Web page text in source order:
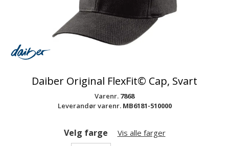
Daiber Original FlexFit© Cap, Svart
Varenr. 7868
Leverandør varenr. MB6181-510000
Velg farge Vis alle farger